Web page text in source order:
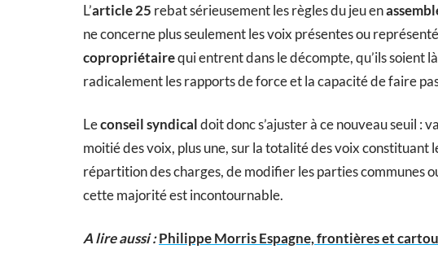
L’article 25 rebat sérieusement les règles du jeu en
ne concerne plus seulement les voix présentes ou
copropriétairequi entrent dans le décompte, qu’ils soient
radicalement les rapports de force et la capacité de faire
Leconseil syndicaldoit donc s’ajuster à ce nouveau seuil :
moitié des voix, plus une, sur la totalité des voix constituant
répartition des charges, de modifier les parties communes
cette majorité est incontournable.
A lire aussi :Philippe Morris Espagne, frontières et